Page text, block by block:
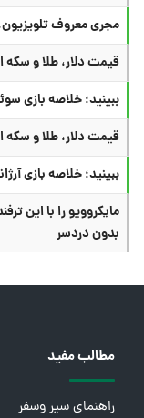
مجری معروف
قیمت دلار، طلا و سکه
ببینید؛ خلاصه بازی سوئیس ۰ (۴) - کلمبیا ۰ (۳)
قیمت دلار، طلا و سکه امروز
ببینید؛ خلاصه بازی آرژانتین ۳ - مصر ۲ در
بدون دردسر
مطالب مفید
راهنمای سیر وسفر